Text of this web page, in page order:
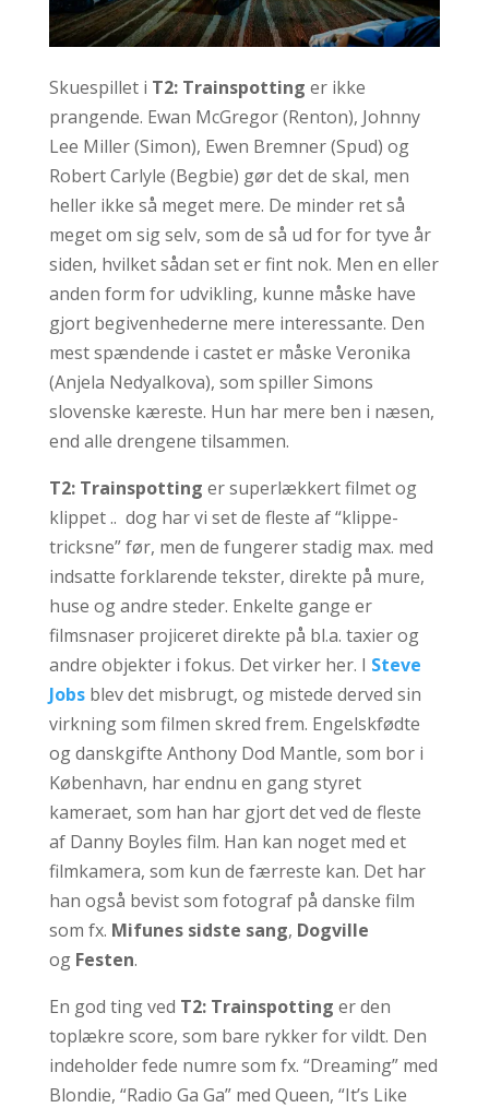
Skuespillet i T2: Trainspotting er ikke
prangende. Ewan McGregor (Renton), Johnny
Lee Miller (Simon), Ewen Bremner (Spud) og
Robert Carlyle (Begbie) gør det de skal, men
heller ikke så meget mere. De minder ret så
meget om sig selv, som de så ud for for tyve år
siden, hvilket sådan set er fint nok. Men en eller
anden form for udvikling, kunne måske have
gjort begivenhederne mere interessante. Den
mest spændende i castet er måske Veronika
(Anjela Nedyalkova), som spiller Simons
slovenske kæreste. Hun har mere ben i næsen,
end alle drengene tilsammen.
T2: Trainspotting er superlækkert filmet og
klippet .. dog har vi set de fleste af “klippe-
tricksne” før, men de fungerer stadig max. med
indsatte forklarende tekster, direkte på mure,
huse og andre steder. Enkelte gange er
filmsnaser projiceret direkte på bl.a. taxier og
andre objekter i fokus. Det virker her. I Steve
Jobsblev det misbrugt, og mistede derved sin
virkning som filmen skred frem. Engelskfødte
og danskgifte Anthony Dod Mantle, som bor i
København, har endnu en gang styret
kameraet, som han har gjort det ved de fleste
af Danny Boyles film. Han kan noget med et
filmkamera, som kun de færreste kan. Det har
han også bevist som fotograf på danske film
som fx. Mifunes sidste sang, Dogville
og Festen.
En god ting ved T2: Trainspotting er den
toplækre score, som bare rykker for vildt. Den
indeholder fede numre som fx. “Dreaming” med
Blondie, “Radio Ga Ga” med Queen, “It’s Like